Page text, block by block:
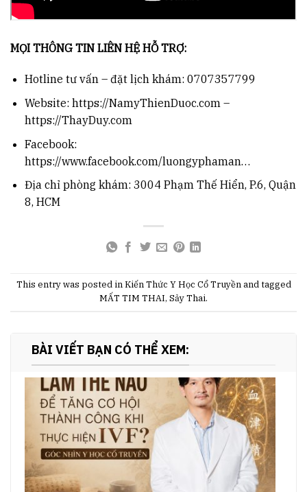
MỌI THÔNG TIN LIÊN HỆ HỖ TRỢ:
Hotline tư vấn – đặt lịch khám: 0707357799
Website: https://NamyThienDuoc.com –
https://ThayDuy.com
Facebook:
https://www.facebook.com/luongyphaman…
Địa chỉ phòng khám: 3004 Phạm Thế Hiển, P.6, Quận
8, HCM
This entry was posted inKiến Thức Y Học Cổ Truyềnand tagged
MẤT TIM THAI, Sảy Thai.
BÀI VIẾT BẠN CÓ THỂ XEM: